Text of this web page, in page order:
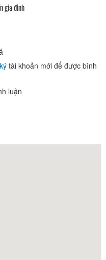
gia đình
tài khoản mới để được bình
luận